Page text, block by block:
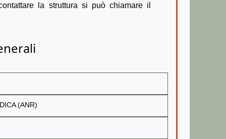
la struttura si può chiamare il
(ANR)